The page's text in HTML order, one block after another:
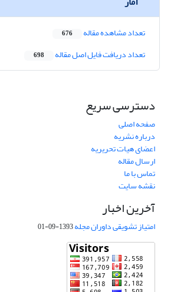
تعداد مشاهده مقاله 676
تعداد دریافت فایل اصل مقاله 698
دسترسی سریع
صفحه اصلی
درباره نشریه
اعضای هیات تحریریه
ارسال مقاله
تماس با ما
نقشه سایت
آخرین اخبار
امتیاز تشویقی داوران مجله1393-09-01